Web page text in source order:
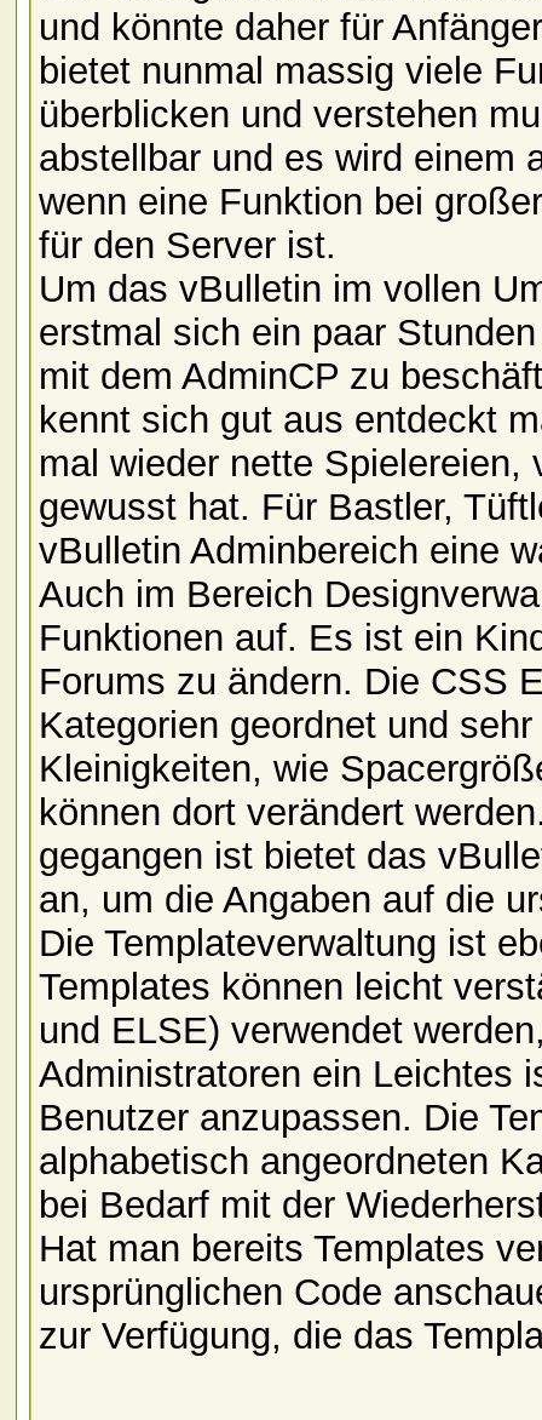
und könnte daher für
bietet nunmal massig viele
überblicken und verstehen
abstellbar und es wird einem
wenn eine Funktion bei
für den Server ist.
Um das vBulletin im vollen
erstmal sich ein paar
mit dem AdminCP zu
kennt sich gut aus entdeckt
mal wieder nette
gewusst hat. Für Bastler,
vBulletin Adminbereich eine
Auch im Bereich
Funktionen auf. Es ist ein
Forums zu ändern. Die CSS
Kategorien geordnet und
Kleinigkeiten, wie
können dort verändert
gegangen ist bietet das
an, um die Angaben auf die
Die Templateverwaltung ist
Templates können leicht
und ELSE) verwendet
Administratoren ein Leichtes
Benutzer anzupassen. Die
alphabetisch angeordneten
bei Bedarf mit der
Hat man bereits Templates
ursprünglichen Code
zur Verfügung, die das